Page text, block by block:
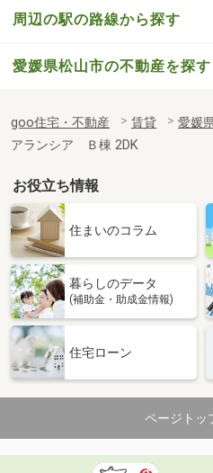
周辺の駅の路線から探す
愛媛県松山市の不動産を探す
goo住宅・不動産 賃貸 愛媛
アランシア Ｂ棟 2DK
お役立ち情報
住まいのコラム
暮らしのデータ
(補助金・助成金情報)
住宅ローン
ページトッ